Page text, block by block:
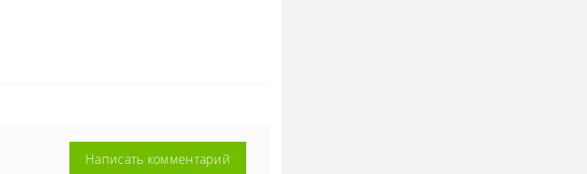
Написать комментарий